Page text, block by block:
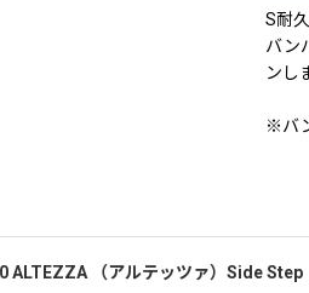
S耐
バン
ンし
※バ
ALTEZZA （アルテッツァ）Side Step